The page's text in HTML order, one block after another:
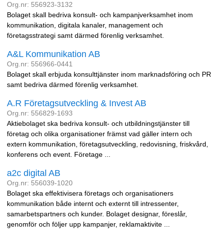
Org.nr: 556923-3132
Bolaget skall bedriva konsult- och kampanjverksamhet inom
kommunikation, digitala kanaler, management och
företagsstrategi samt därmed förenlig verksamhet.
A&L Kommunikation AB
Org.nr: 556966-0441
Bolaget skall erbjuda konsulttjänster inom marknadsföring och PR
samt bedriva därmed förenlig verksamhet.
A.R Företagsutveckling & Invest AB
Org.nr: 556829-1693
Aktiebolaget ska bedriva konsult- och utbildningstjänster till
företag och olika organisationer främst vad gäller intern och
extern kommunikation, företagsutveckling, redovisning, friskvård,
konferens och event. Företage ...
a2c digital AB
Org.nr: 556039-1020
Bolaget ska effektivisera företags och organisationers
kommunikation både internt och externt till intressenter,
samarbetspartners och kunder. Bolaget designar, föreslår,
genomför och följer upp kampanjer, reklamaktivite ...